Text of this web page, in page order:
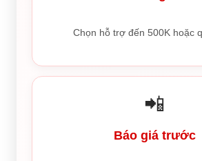
Chọn hỗ trợ đến 500K hoặc
📲
Báo giá trước